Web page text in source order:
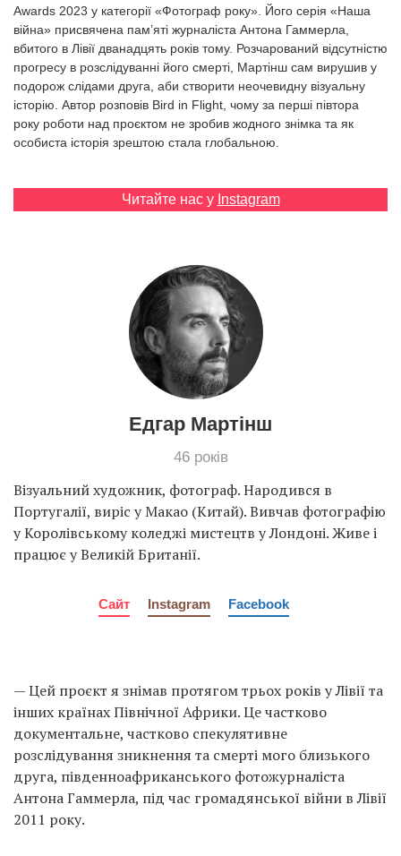
EN
RU
Awards 2023 у категорії «Фотограф року». Його серія «Наша
війна» присвячена пам’яті журналіста Антона Гаммерла,
вбитого в Лівії дванадцять років тому. Розчарований відсутністю
прогресу в розслідуванні його смерті, Мартінш сам вирушив у
подорож слідами друга, аби створити неочевидну візуальну
історію. Автор розповів Bird in Flight, чому за перші півтора
року роботи над проєктом не зробив жодного знімка та як
особиста історія зрештою стала глобальною.
Читайте нас у Instagram
Едгар Мартінш
46 років
Візуальний художник, фотограф. Народився в
Португалії, виріс у Макао (Китай). Вивчав фотографію
у Королівському коледжі мистецтв у Лондоні. Живе і
працює у Великій Британії.
Сайт Instagram Facebook
— Цей проєкт я знімав протягом трьох років у Лівії та
інших країнах Північної Африки. Це частково
документальне, частково спекулятивне
розслідування зникнення та смерті мого близького
друга, південноафриканського фотожурналіста
Антона Гаммерла, під час громадянської війни в Лівії
2011 року.